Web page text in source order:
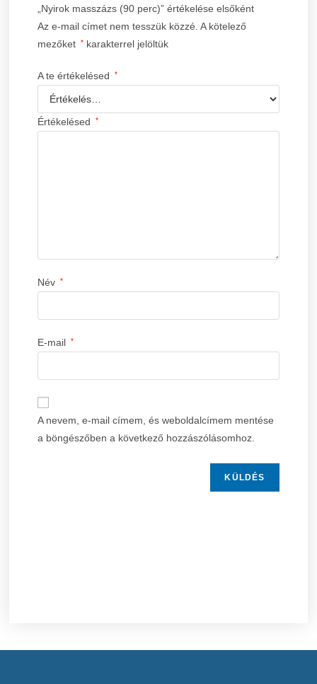
„Nyirok masszázs (90 perc)” értékelése elsőként
Az e-mail címet nem tesszük közzé. A kötelező
mezőket
* karakterrel jelöltük
A te értékelésed *
Értékelésed *
Név *
E-mail *
A nevem, e-mail címem, és weboldalcímem mentése
a böngészőben a következő hozzászólásomhoz.